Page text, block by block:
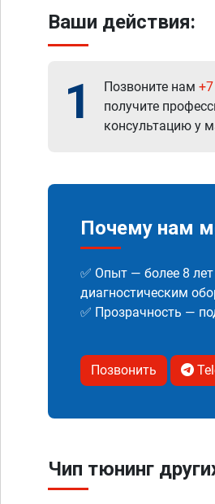
Ваши действия:
1 Позвоните нам
получите
консультацию у
Почему нам
✅ Опыт — более 8
диагностическим
✅ Прозрачность —
Позвонить
Чип тюнинг